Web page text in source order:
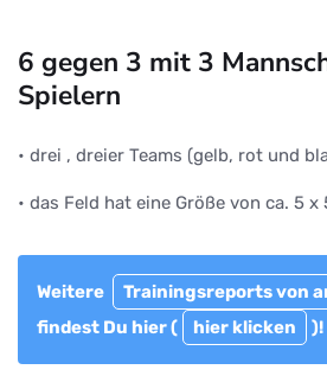
6 gegen 3 mit 3
Spielern
• drei , dreier Teams (gelb, rot und
• das Feld hat eine Größe von ca. 5 x
Weitere
Trainingsreports von
findest Du hier (
hier klicken )!